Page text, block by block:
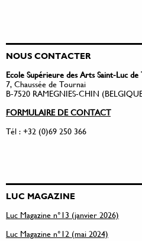
NOUS CONTACTER
Ecole Supérieure des Arts Saint-Luc
7, Chaussée de Tournai
B-7520 RAMEGNIES-CHIN
FORMULAIRE DE CONTACT
Tél : +32 (0)69 250 366
LUC MAGAZINE
Luc Magazine n°13 (janvier 2026)
Luc Magazine n°12 (mai 2024)